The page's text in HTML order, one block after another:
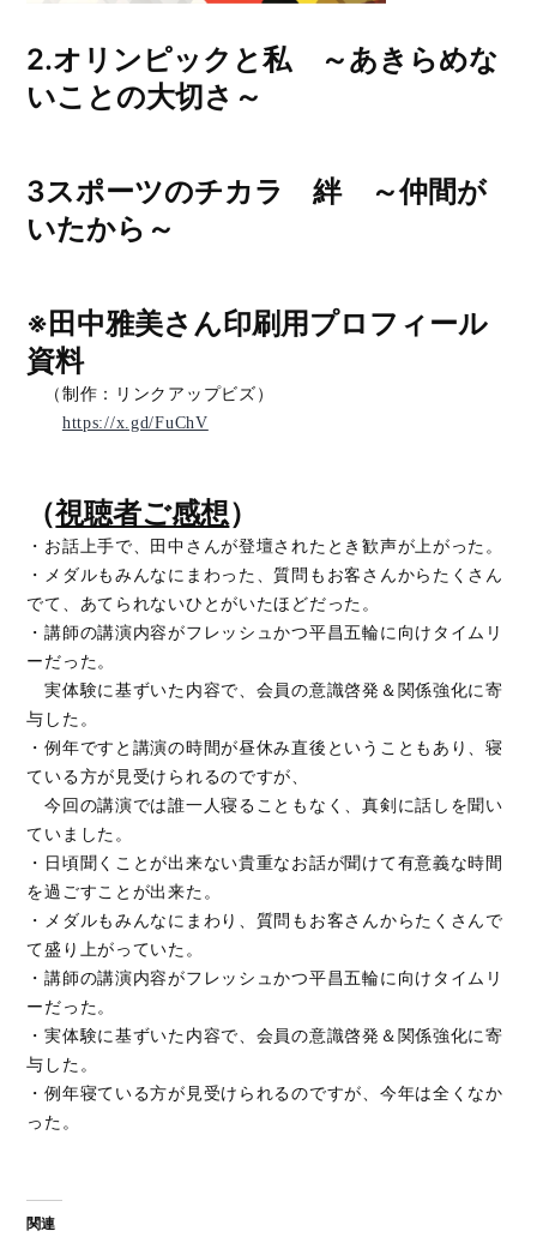
2.オリンピックと私 ～あきらめな
いことの大切さ～
3スポーツのチカラ 絆 ～仲間が
いたから～
※田中雅美さん印刷用プロフィール
資料
（制作：リンクアップビズ）
https://x.gd/FuChV
（視聴者ご感想）
・お話上手で、田中さんが登壇されたとき歓声が上がった。
・メダルもみんなにまわった、質問もお客さんからたくさん
でて、あてられないひとがいたほどだった。
・講師の講演内容がフレッシュかつ平昌五輪に向けタイムリ
ーだった。
実体験に基ずいた内容で、会員の意識啓発＆関係強化に寄
与した。
・例年ですと講演の時間が昼休み直後ということもあり、寝
ている方が見受けられるのですが、
今回の講演では誰一人寝ることもなく、真剣に話しを聞い
ていました。
・日頃聞くことが出来ない貴重なお話が聞けて有意義な時間
を過ごすことが出来た。
・メダルもみんなにまわり、質問もお客さんからたくさんで
て盛り上がっていた。​
・講師の講演内容がフレッシュかつ平昌五輪に向けタイムリ
ーだった。
・​実体験に基ずいた内容で、会員の意識啓発＆関係強化に寄
与した。
・例年寝ている方が見受けられるのですが、今年は全くなか
った。
関連